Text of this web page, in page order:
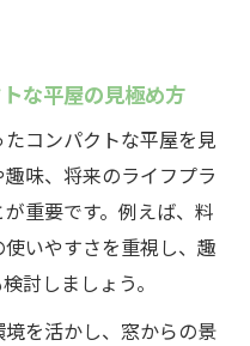
な平屋の見極め方
コンパクトな平屋を見
味、将来のライフプラ
重要です。例えば、料
いやすさを重視し、趣
討しましょう。
を活かし、窓からの景